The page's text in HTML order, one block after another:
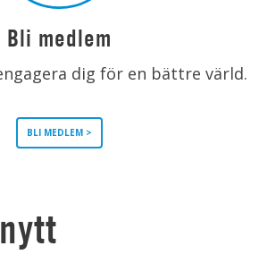
Bli medlem
dig för en bättre värld.
BLI MEDLEM >